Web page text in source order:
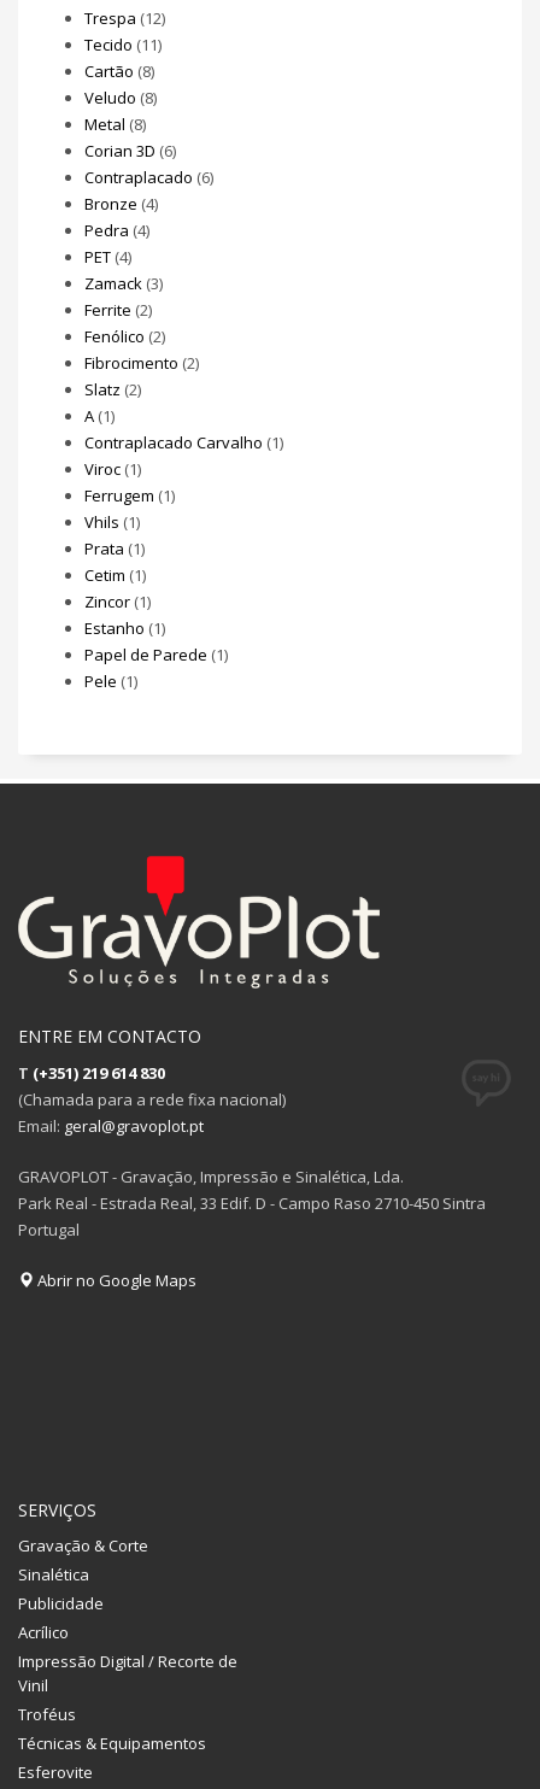
Trespa (12)
Tecido (11)
Cartão (8)
Veludo (8)
Metal (8)
Corian 3D (6)
Contraplacado (6)
Bronze (4)
Pedra (4)
PET (4)
Zamack (3)
Ferrite (2)
Fenólico (2)
Fibrocimento (2)
Slatz (2)
A (1)
Contraplacado Carvalho (1)
Viroc (1)
Ferrugem (1)
Vhils (1)
Prata (1)
Cetim (1)
Zincor (1)
Estanho (1)
Papel de Parede (1)
Pele (1)
ENTRE EM CONTACTO
T (+351) 219 614 830
(Chamada para a rede fixa nacional)
Email: geral@gravoplot.pt
GRAVOPLOT - Gravação, Impressão e Sinalética, Lda.
Park Real - Estrada Real, 33 Edif. D - Campo Raso 2710-450 Sintra
Portugal
Abrir no Google Maps
SERVIÇOS
Gravação & Corte
Sinalética
Publicidade
Acrílico
Impressão Digital / Recorte de
Vinil
Troféus
Técnicas & Equipamentos
Esferovite